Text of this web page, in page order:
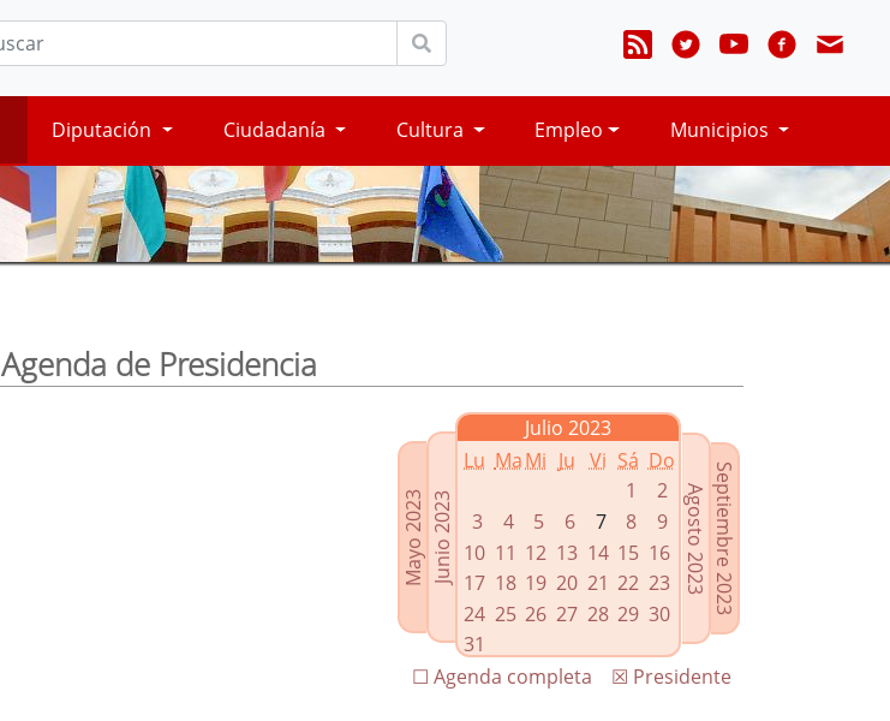
Diputación Ciudadanía Cultura Empleo Municipios
Agenda de Presidencia
Mayo 2023Junio 2023
Julio 2023
Lu MaMi Ju Vi Sá Do
1
2
3
4 5 6 7 8
9
10 11 12 13 14 15 16
17 18 19 20 21 22 23
24 25 26 27 28 29 30
31
Septiembre 2023
Agosto 2023
☒ Presidente
☐ Agenda completa